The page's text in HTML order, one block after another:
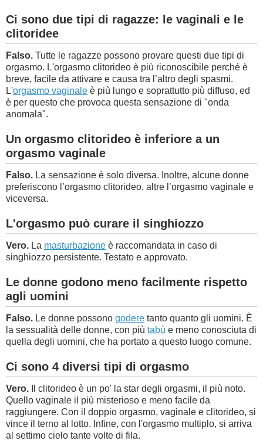
Ci sono due tipi di ragazze: le vaginali e le
clitoridee
Falso. Tutte le ragazze possono provare questi due tipi di
orgasmo. L'orgasmo clitorideo è più riconoscibile perché è
breve, facile da attivare e causa tra l’altro degli spasmi.
L'orgasmo vaginale è più lungo e soprattutto più diffuso, ed
è per questo che provoca questa sensazione di "onda
anomala".
Un orgasmo clitorideo è inferiore a un
orgasmo vaginale
Falso. La sensazione è solo diversa. Inoltre, alcune donne
preferiscono l’orgasmo clitorideo, altre l’orgasmo vaginale e
viceversa.
L'orgasmo può curare il singhiozzo
Vero. La masturbazione è raccomandata in caso di
singhiozzo persistente. Testato e approvato.
Le donne godono meno facilmente rispetto
agli uomini
Falso. Le donne possono godere tanto quanto gli uomini. È
la sessualità delle donne, con più tabù e meno conosciuta di
quella degli uomini, che ha portato a questo luogo comune.
Ci sono 4 diversi tipi di orgasmo
Vero. Il clitorideo è un po' la star degli orgasmi, il più noto.
Quello vaginale il più misterioso e meno facile da
raggiungere. Con il doppio orgasmo, vaginale e clitorideo, si
vince il terno al lotto. Infine, con l'orgasmo multiplo, si arriva
al settimo cielo tante volte di fila.